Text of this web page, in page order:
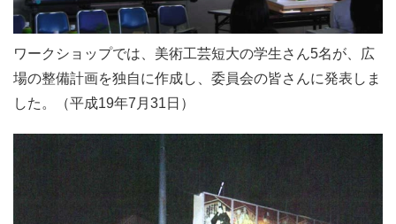
ワークショップでは、美術工芸短大の学生さん5名が、広
場の整備計画を独自に作成し、委員会の皆さんに発表しま
した。（平成19年7月31日）